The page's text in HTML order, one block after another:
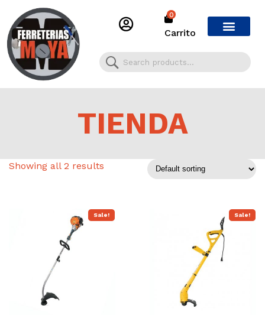
0
Carrito
TIENDA
Showing all 2 results
Sale! Sale!